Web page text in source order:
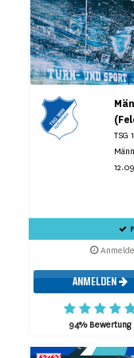
TSG
ANMELDEN
94% Bewertung